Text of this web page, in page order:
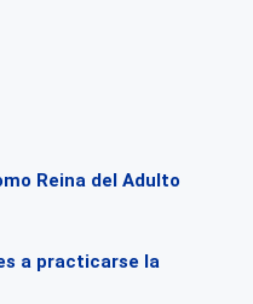
Reina del Adulto
a practicarse la